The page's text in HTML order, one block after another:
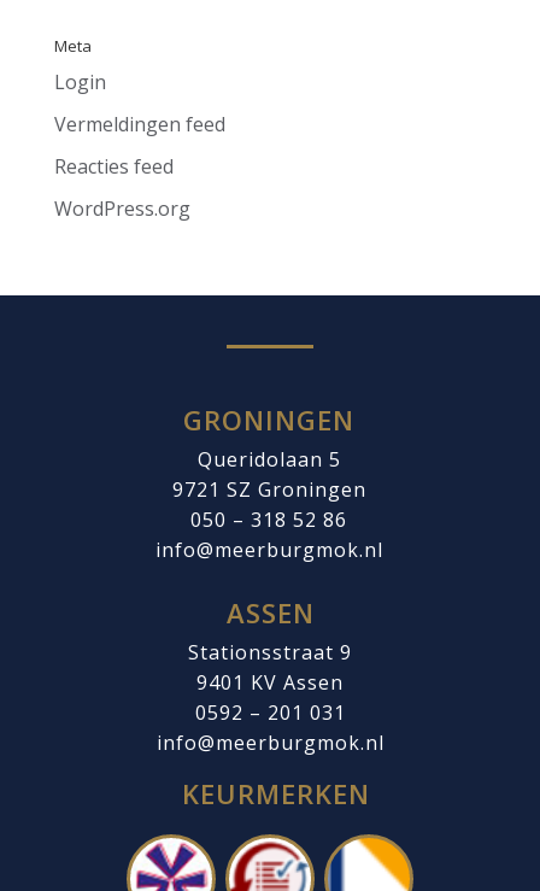
Meta
Login
Vermeldingen feed
Reacties feed
WordPress.org
GRONINGEN
Queridolaan 5
9721 SZ Groningen
050 – 318 52 86
info@meerburgmok.nl
ASSEN
Stationsstraat 9
9401 KV Assen
0592 – 201 031
info@meerburgmok.nl
KEURMERKEN